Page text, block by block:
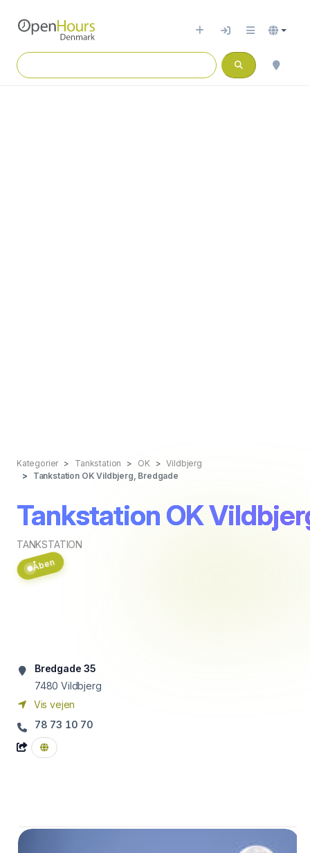
Kategorier Tankstation OK
Vildbjerg
Tankstation OK Vildbjerg, Bredgade
Tankstation OK
TANKSTATION
Åben
Bredgade 35
7480 Vildbjerg
Vis vejen
78 73 10 70